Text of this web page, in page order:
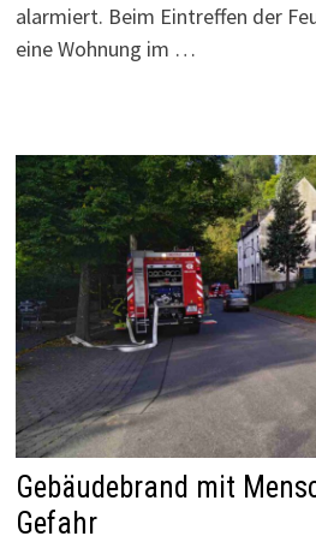
alarmiert. Beim Eintreffen der
eine Wohnung im …
Gebäudebrand mit
Gefahr